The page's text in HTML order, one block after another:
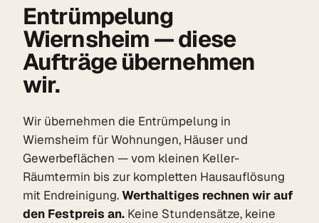
Entrümpelung
Wiernsheim — diese
Aufträge übernehmen
wir.
Wir übernehmen die Entrümpelung in
Wiernsheim für Wohnungen, Häuser und
Gewerbeflächen — vom kleinen Keller-
Räumtermin bis zur kompletten Hausauflösung
mit Endreinigung.Werthaltiges rechnen wir auf
den Festpreis an. Keine Stundensätze, keine